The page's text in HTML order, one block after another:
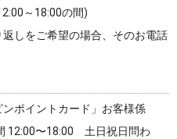
～18:00の間)
しをご希望の場合、そのお電話
ポイントカード」お客様係
12:00〜18:00 土日祝日問わ